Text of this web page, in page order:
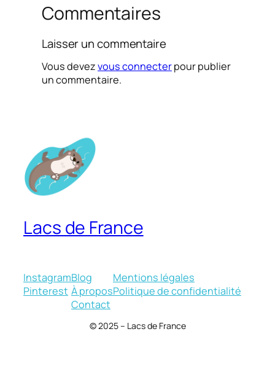
Commentaires
Laisser un commentaire
Vous devezvous connecterpour publier
un commentaire.
Lacs de France
Instagram
Pinterest
Blog
À propos
Contact
Mentions légales
Politique de confidentialité
© 2025 – Lacs de France